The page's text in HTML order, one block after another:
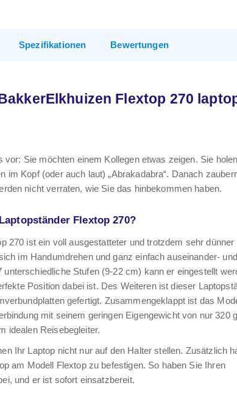
Spezifikationen Bewertungen
Flextop 270
vor: Sie möchten einem Kollegen etwas zeigen. Sie
im Kopf (oder auch laut) „Abrakadabra“. Danach
nicht verraten, wie Sie das hinbekommen haben.
Flextop 270?
270 ist ein voll ausgestatteter und trotzdem sehr dünner
im Handumdrehen und ganz einfach auseinander-
unterschiedliche Stufen (9-22 cm) kann er eingestellt
Position dabei ist. Des Weiteren ist dieser
gefertigt. Zusammengeklappt ist das
mit seinem geringen Eigengewicht von nur 320
idealen Reisebegleiter.
Ihr Laptop nicht nur auf den Halter stellen. Zusätzlich
am Modell Flextop zu befestigen. So haben Sie Ihren
und er ist sofort einsatzbereit.